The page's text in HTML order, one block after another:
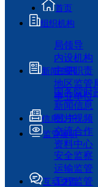
首页
组织机构
局领导
内设机构
主要职责
地区监管
事业单位
新闻资讯
国务院时
新闻信息
图片视频
交流合作
资料中心
信息公开
监管履职
安全监察
运输监管
工程监管
互动交流